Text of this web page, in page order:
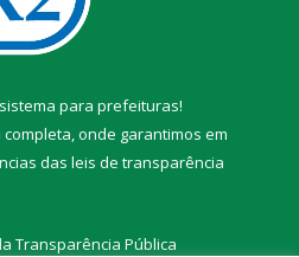
sistema para prefeituras!
completa, onde garantimos em
das leis de transparência
Transparência Pública